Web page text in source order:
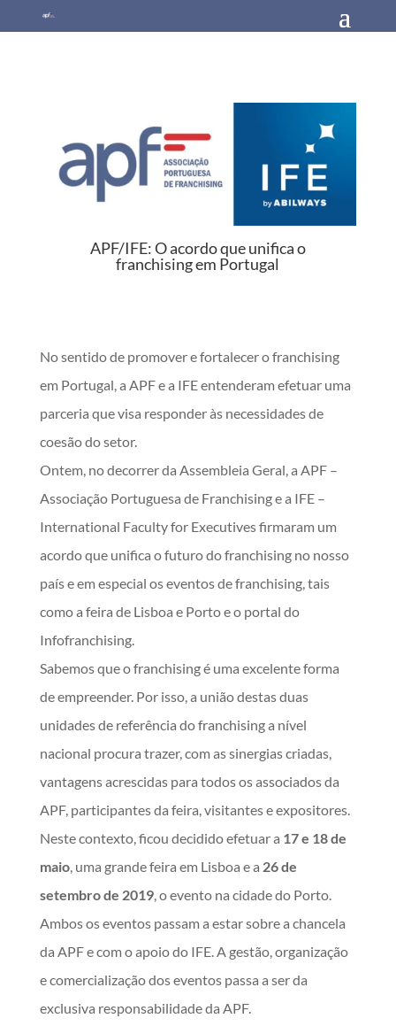
APF/IFE: O acordo que unifica o
franchising em Portugal
No sentido de promover e fortalecer o franchising
em Portugal, a APF e a IFE entenderam efetuar uma
parceria que visa responder às necessidades de
coesão do setor.
Ontem, no decorrer da Assembleia Geral, a APF –
Associação Portuguesa de Franchising e a IFE –
International Faculty for Executives firmaram um
acordo que unifica o futuro do franchising no nosso
país e em especial os eventos de franchising, tais
como a feira de Lisboa e Porto e o portal do
Infofranchising.
Sabemos que o franchising é uma excelente forma
de empreender. Por isso, a união destas duas
unidades de referência do franchising a nível
nacional procura trazer, com as sinergias criadas,
vantagens acrescidas para todos os associados da
APF, participantes da feira, visitantes e expositores.
Neste contexto, ficou decidido efetuar a 17 e 18 de
maio, uma grande feira em Lisboa e a 26 de
setembro de 2019, o evento na cidade do Porto.
Ambos os eventos passam a estar sobre a chancela
da APF e com o apoio do IFE. A gestão, organização
e comercialização dos eventos passa a ser da
exclusiva responsabilidade da APF.